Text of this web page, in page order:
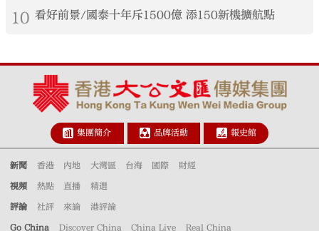
10 看好前景/國泰十年斥1500億 添150新機擴航點
集團簡介 品牌活動 報史館
新聞 香港 內地 大灣區 台海 國際 財經
視頻 熱點 直播 精選
評論 社評 來論 港評論
Go China Discover China China Live Real China